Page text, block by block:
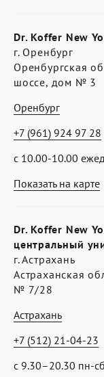
Показать на карте
Dr. Koffer New
г. Оренбург
Оренбургская
шоссе, дом № 3
Оренбург
с 10.00-10.00
+7 (961) 924 97 28
Dr. Koffer New
центральный
г. Астрахань
Астраханская
№ 7/28
Астрахань
с 9.30–20.30 пн-
+7 (512) 21-04-23